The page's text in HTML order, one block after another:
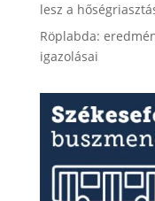
lesz a
Röplabda:
igazolásai